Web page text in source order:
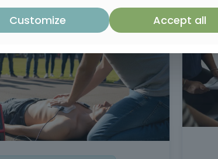
Support with Automatic External
(INEM Certification)
Customize Accept all